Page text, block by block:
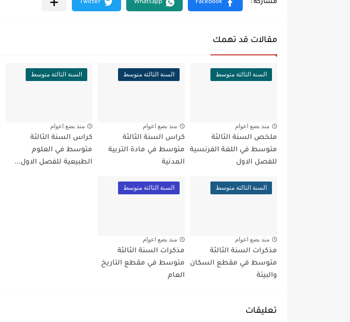
مقالات قد تهمك
السنة الثالثة متوسط
منذ بضع اعوام
ملخص السنة الثالثة
متوسط في اللغة الفرنسية
للفصل الاول
السنة الثالثة متوسط
منذ بضع اعوام
كراس السنة الثالثة
متوسط في مادة التربية
المدنية
السنة الثالثة متوسط
منذ بضع اعوام
كراس السنة الثالثة
متوسط في العلوم
الطبيعية للفصل الاول...
السنة الثالثة متوسط
منذ بضع اعوام
مذكرات السنة الثالثة
متوسط في مقطع السكان
والبيئة
السنة الثالثة متوسط
منذ بضع اعوام
مذكرات السنة الثالثة
متوسط في مقطع التاريخ
العام
تعليقات